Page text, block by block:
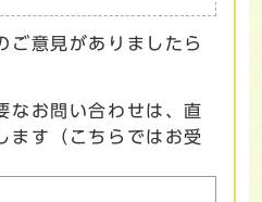
ご意見がありましたら
なお問い合わせは、直
ます（こちらではお受